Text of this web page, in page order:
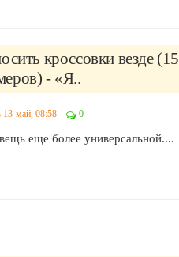
кроссовки везде (15
- «Я..
13-май, 08:58 0
еще более универсальной....